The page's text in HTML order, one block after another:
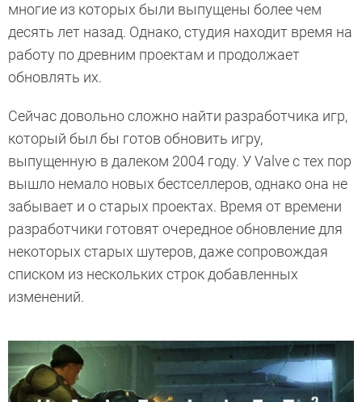
многие из которых были выпущены более чем
десять лет назад. Однако, студия находит время на
работу по древним проектам и продолжает
обновлять их.
Сейчас довольно сложно найти разработчика игр,
который был бы готов обновить игру,
выпущенную в далеком 2004 году. У Valve с тех пор
вышло немало новых бестселлеров, однако она не
забывает и о старых проектах. Время от времени
разработчики готовят очередное обновление для
некоторых старых шутеров, даже сопровождая
списком из нескольких строк добавленных
изменений.